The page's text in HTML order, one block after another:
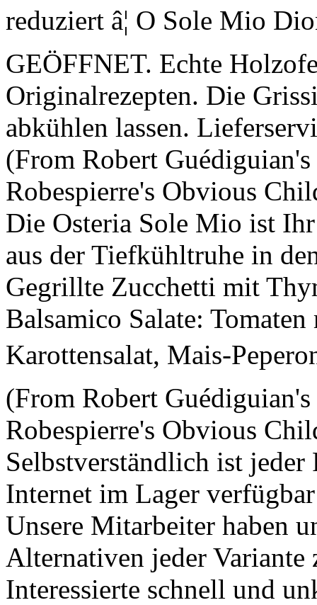
reduziert â¦ O Sole Mio
GEÖFFNET. Echte
Originalrezepten. Die
abkühlen lassen.
(From Robert
Robespierre's Obvious
Die Osteria Sole Mio ist
aus der Tiefkühltruhe in
Gegrillte Zucchetti mit
Balsamico Salate:
Karottensalat, Mais-
(From Robert
Robespierre's Obvious
Selbstverständlich ist
Internet im Lager
Unsere Mitarbeiter haben
Alternativen jeder Variante
Interessierte schnell und